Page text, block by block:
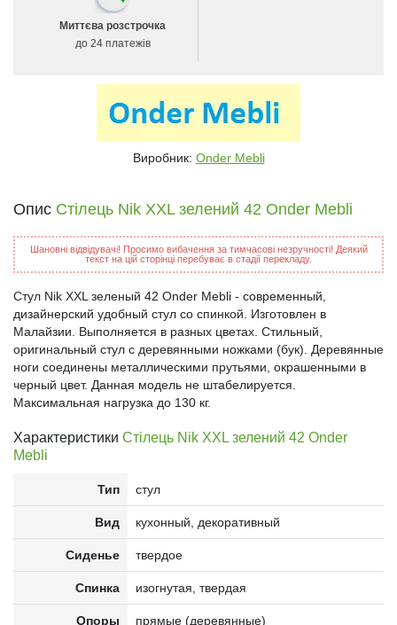
Миттєва розстрочка
до 24 платежів
Виробник: Onder Mebli
Опис Стілець Nik XXL зелений 42 Onder Mebli
Шановні відвідувачі! Просимо вибачення за тимчасові незручності! Деякий
текст на цій сторінці перебуває в стадії перекладу.
Стул Nik XXL зеленый 42 Onder Mebli - современный,
дизайнерский удобный стул со спинкой. Изготовлен в
Малайзии. Выполняется в разных цветах. Стильный,
оригинальный стул с деревянными ножками (бук). Деревянные
ноги соединены металлическими прутьями, окрашенными в
черный цвет. Данная модель не штабелируется.
Максимальная нагрузка до 130 кг.
Характеристики Стілець Nik XXL зелений 42 Onder
Mebli
Тип стул
Вид кухонный, декоративный
Сиденье твердое
Спинка изогнутая, твердая
Опоры прямые (деревянные)